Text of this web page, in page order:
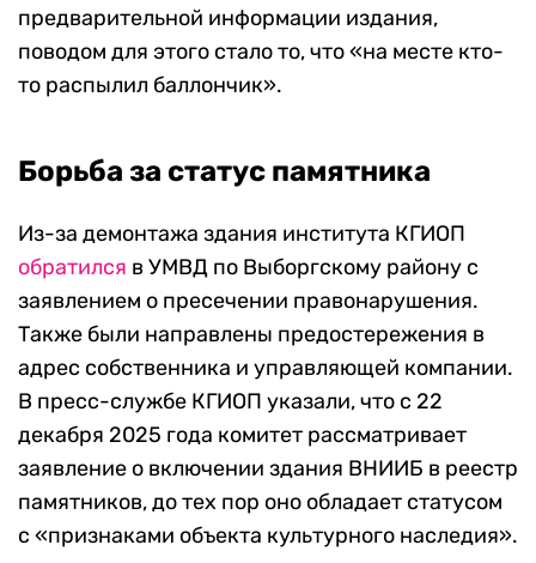
предварительной информации издания,
поводом для этого стало то, что «на месте кто-
то распылил баллончик».
Борьба за статус памятника
Из-за демонтажа здания института КГИОП
обратился в УМВД по Выборгскому району с
заявлением о пресечении правонарушения.
Также были направлены предостережения в
адрес собственника и управляющей компании.
В пресс-службе КГИОП указали, что с 22
декабря 2025 года комитет рассматривает
заявление о включении здания ВНИИБ в реестр
памятников, до тех пор оно обладает статусом
с «признаками объекта культурного наследия».